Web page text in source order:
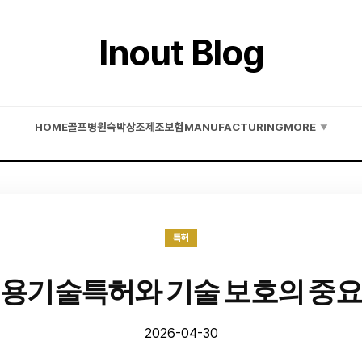
Inout Blog
HOME골프병원숙박상조제조보험MANUFACTURINGMORE ▼
특허
기술특허와 기술 보호의 중
2026-04-30